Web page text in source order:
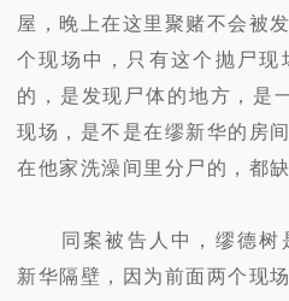
屋，晚上在这里聚赌不会被
个现场中，只有这个抛尸现
的，是发现尸体的地方，是
现场，是不是在缪新华的房
在他家洗澡间里分尸的，都
同案被告人中，缪德
新华隔壁，因为前面两个现